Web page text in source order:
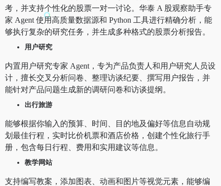
考，并支持个性化的股票一对一讨论。华泰 A 股观察助手专
家 Agent 使用高质量数据源和 Python 工具进行精确分析，能
够执行复杂的研究任务，并生成多种格式的股票分析报告。
用户研究
内置用户研究专家 Agent，专为产品负责人和用户研究人员设
计，擅长交叉分析问卷、整理访谈纪要、撰写用户报告，并
能针对产品问题生成新的调研问卷和访谈提纲。
出行旅游
能够根据你输入的预算、时间、目的地及偏好等信息自动规
划最佳行程，实时比价机票和酒店价格，创建个性化旅行手
册，包含每日行程、费用和实用建议等信息。
教学网站
支持编写教案，添加图表、动画和图片等视觉元素，能够编